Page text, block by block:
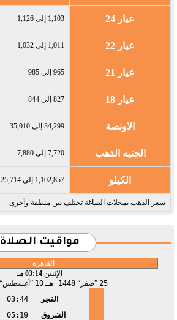
عيار 24 1,103 إلى 1,126
عيار 22 1,011 إلى 1,032
عيار 21 965 إلى 985
عيار 18 827 إلى 844
الاونصة 34,299 إلى 35,010
الجنيه الذهب 7,720 إلى 7,880
الكيلو 1,102,857 إلى 1,125,714
سعر الذهب بمحلات الصاغة تختلف بين منطقة وأخرى
مواقيت الصلاة
الإثنين 03:14 مـ
25
صفر 1448 هـ 10 أغسطس
الفجر
03:44
الشروق
05:19